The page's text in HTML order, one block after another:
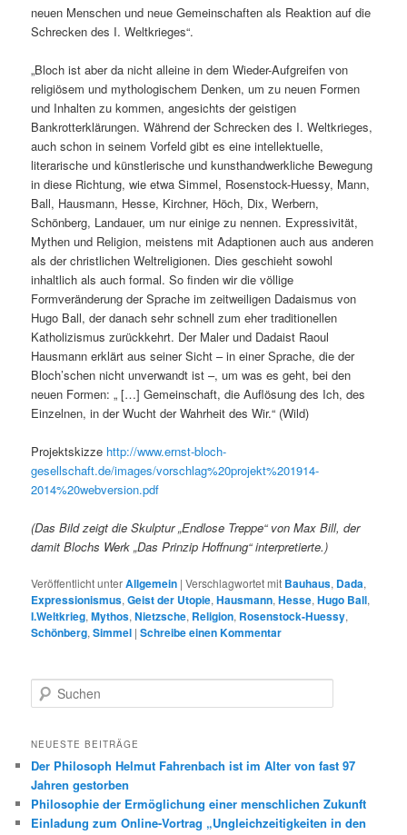
neuen Menschen und neue Gemeinschaften als Reaktion auf die
Schrecken des I. Weltkrieges“.
„Bloch ist aber da nicht alleine in dem Wieder-Aufgreifen von
religiösem und mythologischem Denken, um zu neuen Formen
und Inhalten zu kommen, angesichts der geistigen
Bankrotterklärungen. Während der Schrecken des I. Weltkrieges,
auch schon in seinem Vorfeld gibt es eine intellektuelle,
literarische und künstlerische und kunsthandwerkliche Bewegung
in diese Richtung, wie etwa Simmel, Rosenstock-Huessy, Mann,
Ball, Hausmann, Hesse, Kirchner, Höch, Dix, Werbern,
Schönberg, Landauer, um nur einige zu nennen. Expressivität,
Mythen und Religion, meistens mit Adaptionen auch aus anderen
als der christlichen Weltreligionen. Dies geschieht sowohl
inhaltlich als auch formal. So finden wir die völlige
Formveränderung der Sprache im zeitweiligen Dadaismus von
Hugo Ball, der danach sehr schnell zum eher traditionellen
Katholizismus zurückkehrt. Der Maler und Dadaist Raoul
Hausmann erklärt aus seiner Sicht – in einer Sprache, die der
Bloch’schen nicht unverwandt ist –, um was es geht, bei den
neuen Formen: „ […] Gemeinschaft, die Auflösung des Ich, des
Einzelnen, in der Wucht der Wahrheit des Wir.“ (Wild)
Projektskizze http://www.ernst-bloch-
gesellschaft.de/images/vorschlag%20projekt%201914-
2014%20webversion.pdf
(Das Bild zeigt die Skulptur „Endlose Treppe“ von Max Bill, der
damit Blochs Werk „Das Prinzip Hoffnung“ interpretierte.)
Veröffentlicht unterAllgemein |Verschlagwortet mit Bauhaus, Dada,
Expressionismus,Geist der Utopie,Hausmann,Hesse,Hugo Ball,
I.Weltkrieg,Mythos,Nietzsche, Religion, Rosenstock-Huessy,
Schönberg,Simmel |Schreibe einen Kommentar
u
h
n
NEUESTE BEITRÄGE
Der Philosoph Helmut Fahrenbach ist im Alter von fast 97
Jahren gestorben
Philosophie der Ermöglichung einer menschlichen Zukunft
Einladung zum Online-Vortrag „Ungleichzeitigkeiten in den